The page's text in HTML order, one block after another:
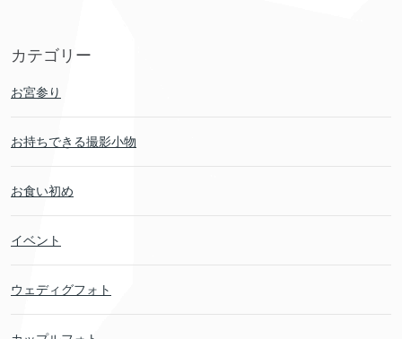
カテゴリー
お宮参り
お持ちできる撮影小物
お食い初め
イベント
ウェディグフォト